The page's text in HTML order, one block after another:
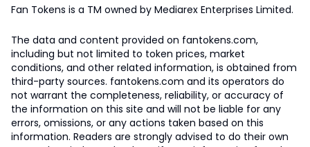
Fan Tokens is a TM owned by Mediarex Enterprises Limited.
The data and content provided on fantokens.com,
including but not limited to token prices, market
conditions, and other related information, is obtained from
third-party sources. fantokens.com and its operators do
not warrant the completeness, reliability, or accuracy of
the information on this site and will not be liable for any
errors, omissions, or any actions taken based on this
information. Readers are strongly advised to do their own